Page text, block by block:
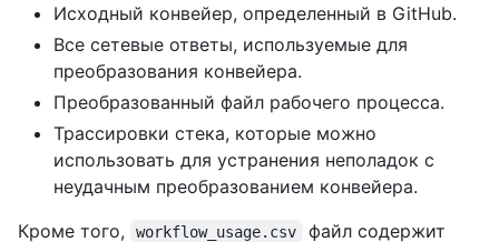
Исходный конвейер, определенный в GitHub.
Все сетевые ответы, используемые для
преобразования конвейера.
Преобразованный файл рабочего процесса.
Трассировки стека, которые можно
использовать для устранения неполадок с
неудачным преобразованием конвейера.
Кроме того,
workflow_usage.csv файл содержит